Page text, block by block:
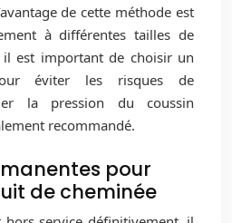
de cette méthode est
à différentes tailles de
il est important de choisir un
éviter les risques de
la pression du coussin
recommandé.
pour
de cheminée